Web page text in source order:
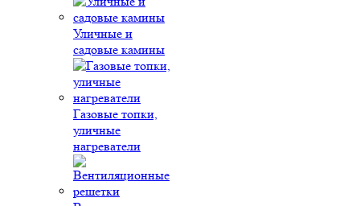
Уличные и
садовые камины
Газовые топки,
уличные
нагреватели